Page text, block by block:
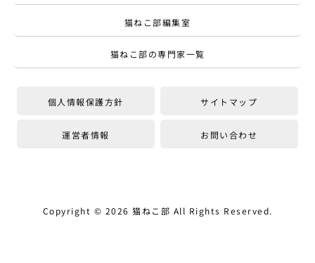
猫ねこ部編集室
猫ねこ部の専門家一覧
個人情報保護方針 サイトマップ
運営者情報 お問い合わせ
Copyright © 2026 猫ねこ部 All Rights Reserved.